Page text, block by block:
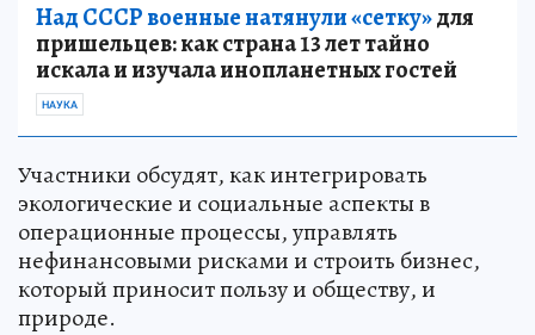
Над СССР военные натянули «сетку»для
пришельцев: как страна 13 лет тайно
искала и изучала инопланетных гостей
НАУКА
Участники обсудят, как интегрировать
экологические и социальные аспекты в
операционные процессы, управлять
нефинансовыми рисками и строить бизнес,
который приносит пользу и обществу, и
природе.